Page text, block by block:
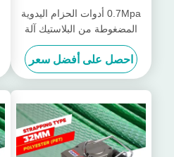
0.7Mpa أدوات الحزام اليدوية
المضغوطة من البلاستيك آلة
حزم اليد
احصل على أفضل سعر